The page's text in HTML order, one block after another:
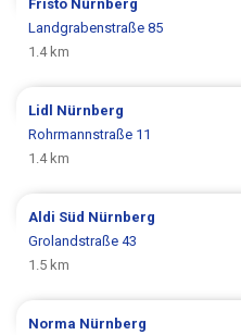
Fristo Nürnberg
Landgrabenstraße 85
1.4 km
Lidl Nürnberg
Rohrmannstraße 11
1.4 km
Aldi Süd Nürnberg
Grolandstraße 43
1.5 km
Norma Nürnberg